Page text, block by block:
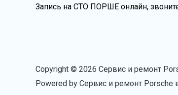
Запись на СТО ПОРШЕ онлайн,
Copyright © 2026 Сервис и ремонт
Powered by Сервис и ремонт Porsche